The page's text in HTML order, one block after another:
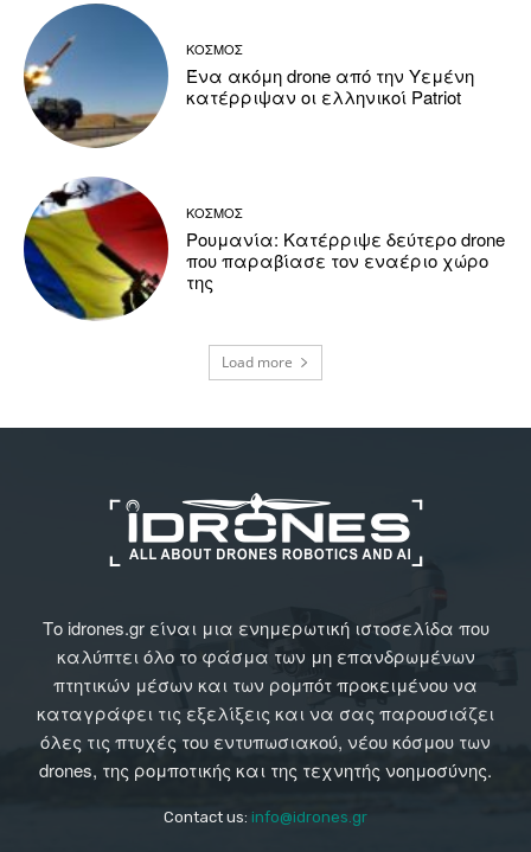
ΚΟΣΜΟΣ
Ένα ακόμη drone από την Υεμένη
κατέρριψαν οι ελληνικοί Patriot
ΚΟΣΜΟΣ
Ρουμανία: Κατέρριψε δεύτερο drone
που παραβίασε τον εναέριο χώρο
της
Load more
Το idrones.gr είναι μια ενημερωτική ιστοσελίδα που
καλύπτει όλο το φάσμα των μη επανδρωμένων
πτητικών μέσων και των ρομπότ προκειμένου να
καταγράφει τις εξελίξεις και να σας παρουσιάζει
όλες τις πτυχές του εντυπωσιακού, νέου κόσμου των
drones, της ρομποτικής και της τεχνητής νοημοσύνης.
Contact us: info@idrones.gr